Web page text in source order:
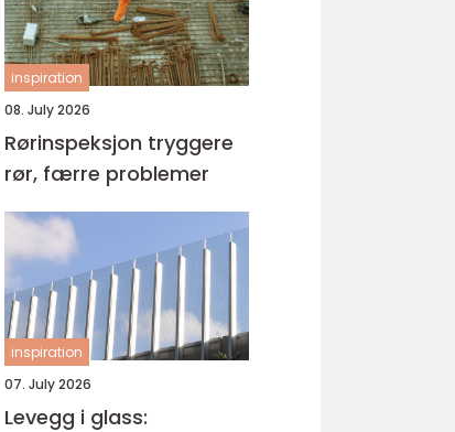
inspiration
08. July 2026
Rørinspeksjon tryggere
rør, færre problemer
inspiration
07. July 2026
Levegg i glass: